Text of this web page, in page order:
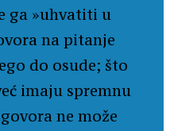
ga »uhvatiti u
na pitanje
do osude; što
imaju spremnu
ne može